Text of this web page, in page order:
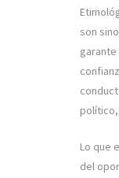
son
Lo que
del